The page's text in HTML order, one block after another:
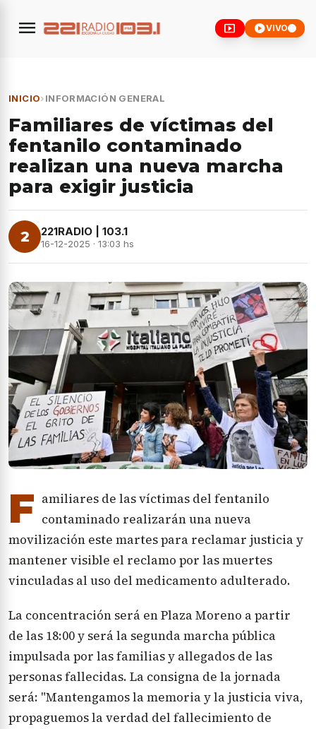
menu smart_display play_circleVIVO
INICIO›INFORMACIÓN GENERAL
Familiares de víctimas del
fentanilo contaminado
realizan una nueva marcha
para exigir justicia
2 221RADIO | 103.1
16-12-2025 · 13:03 hs
F amiliares de las víctimas del fentanilo
contaminado realizarán una nueva
movilización este martes para reclamar justicia y
mantener visible el reclamo por las muertes
vinculadas al uso del medicamento adulterado.
La concentración será en Plaza Moreno a partir
de las 18:00 y será la segunda marcha pública
impulsada por las familias y allegados de las
personas fallecidas. La consigna de la jornada
será: "Mantengamos la memoria y la justicia viva,
propaguemos la verdad del fallecimiento de